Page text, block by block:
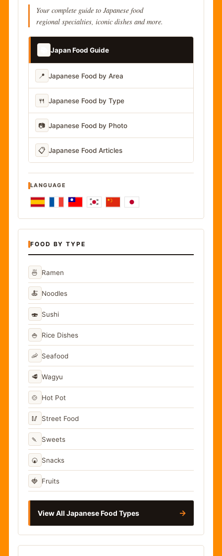
Your complete guide to Japanese food
regional specialties, iconic dishes and more.
Japan Food Guide
📍 Japanese Food by Area
🍴 Japanese Food by Type
📷 Japanese Food by Photo
📋 Japanese Food Articles
LANGUAGE
FOOD BY TYPE
🍜 Ramen
🍝 Noodles
🍣 Sushi
🍚 Rice Dishes
🦐 Seafood
🥩 Wagyu
🍲 Hot Pot
🥢 Street Food
🍡 Sweets
🍘 Snacks
🍓 Fruits
View All Japanese Food Types →